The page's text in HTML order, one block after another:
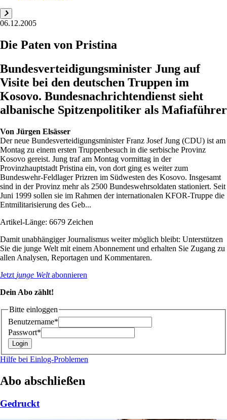
06.12.2005
Die Paten von Pristina
Bundesverteidigungsminister Jung auf
Visite bei den deutschen Truppen im
Kosovo. Bundesnachrichtendienst sieht
albanische Spitzenpolitiker als Mafiaführer
Von Jürgen Elsässer
Der neue Bundesverteidigungsminister Franz Josef Jung (CDU) ist am
Montag zu einem ersten Truppenbesuch in die serbische Provinz
Kosovo gereist. Jung traf am Montag vormittag in der
Provinzhauptstadt Pristina ein, von dort ging es weiter zum
Bundeswehr-Feldlager Prizren im Südwesten des Kosovo. Insgesamt
sind in der Provinz mehr als 2500 Bundeswehrsoldaten stationiert. Seit
Juni 1999 sollen sie im Rahmen der internationalen KFOR-Truppe die
Entmilitarisierung des Geb...
Artikel-Länge: 6679 Zeichen
Damit unabhängiger Journalismus weiter möglich bleibt: Unterstützen
Sie die junge Welt mit einem Abonnement und erhalten Sie Zugang zu
allen Analysen, Reportagen und Kommentaren.
Jetzt junge Weltabonnieren
Dein Abo zählt!
Bitte einloggen
Benutzername*
Passwort*
Hilfe bei Einlog-Problemen
Abo abschließen
Gedruckt